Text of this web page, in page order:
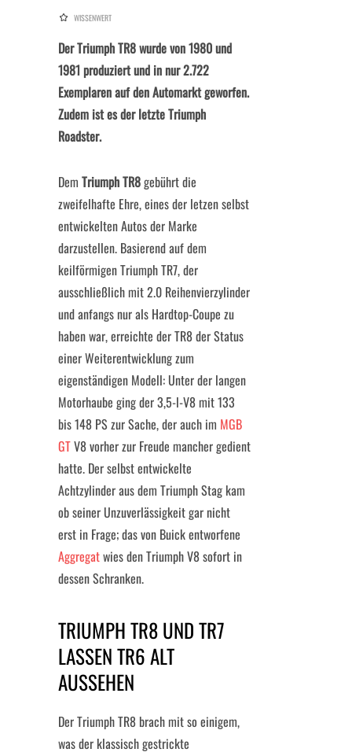
WISSENWERT
Der Triumph TR8 wurde von 1980 und
1981 produziert und in nur 2.722
Exemplaren auf den Automarkt geworfen.
Zudem ist es der letzte Triumph
Roadster.
Dem Triumph TR8gebührt die
zweifelhafte Ehre, eines der letzen selbst
entwickelten Autos der Marke
darzustellen. Basierend auf dem
keilförmigen Triumph TR7, der
ausschließlich mit 2.0 Reihenvierzylinder
und anfangs nur als Hardtop-Coupe zu
haben war, erreichte der TR8 der Status
einer Weiterentwicklung zum
eigenständigen Modell: Unter der langen
Motorhaube ging der 3,5-l-V8 mit 133
bis 148 PS zur Sache, der auch im MGB
GTV8 vorher zur Freude mancher gedient
hatte. Der selbst entwickelte
Achtzylinder aus dem Triumph Stag kam
ob seiner Unzuverlässigkeit gar nicht
erst in Frage; das von Buick entworfene
Aggregatwies den Triumph V8 sofort in
dessen Schranken.
TRIUMPH TR8 UND TR7
LASSEN TR6 ALT
AUSSEHEN
Der Triumph TR8 brach mit so einigem,
was der klassisch gestrickte